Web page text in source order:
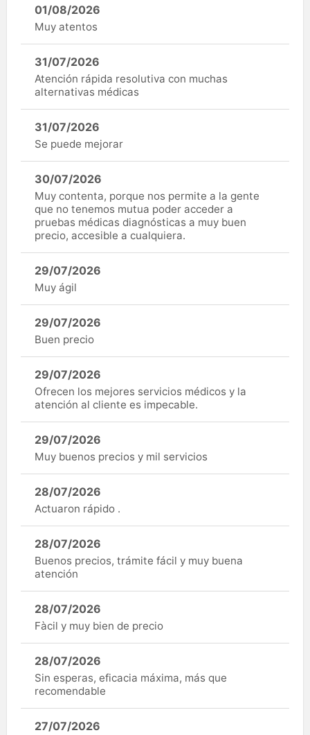
01/08/2026
Muy atentos
31/07/2026
Atención rápida resolutiva con muchas
alternativas médicas
31/07/2026
Se puede mejorar
30/07/2026
Muy contenta, porque nos permite a la gente
que no tenemos mutua poder acceder a
pruebas médicas diagnósticas a muy buen
precio, accesible a cualquiera.
29/07/2026
Muy ágil
29/07/2026
Buen precio
29/07/2026
Ofrecen los mejores servicios médicos y la
atención al cliente es impecable.
29/07/2026
Muy buenos precios y mil servicios
28/07/2026
Actuaron rápido .
28/07/2026
Buenos precios, trámite fácil y muy buena
atención
28/07/2026
Fàcil y muy bien de precio
28/07/2026
Sin esperas, eficacia máxima, más que
recomendable
27/07/2026